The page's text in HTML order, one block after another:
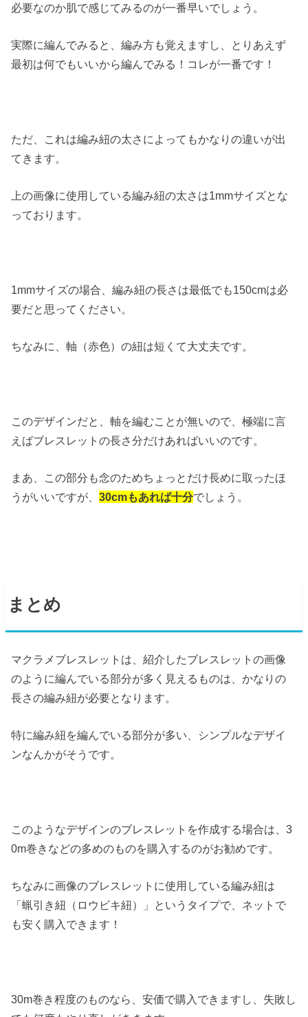
必要なのか肌で感じてみるのが一番早いでしょう。
実際に編んでみると、編み方も覚えますし、とりあえず
最初は何でもいいから編んでみる！コレが一番です！
ただ、これは編み紐の太さによってもかなりの違いが出
てきます。
上の画像に使用している編み紐の太さは1mmサイズとな
っております。
1mmサイズの場合、編み紐の長さは最低でも150cmは必
要だと思ってください。
ちなみに、軸（赤色）の紐は短くて大丈夫です。
このデザインだと、軸を編むことが無いので、極端に言
えばブレスレットの長さ分だけあればいいのです。
まあ、この部分も念のためちょっとだけ長めに取ったほ
うがいいですが、30cmもあれば十分でしょう。
まとめ
マクラメブレスレットは、紹介したブレスレットの画像
のように編んでいる部分が多く見えるものは、かなりの
長さの編み紐が必要となります。
特に編み紐を編んでいる部分が多い、シンプルなデザイ
ンなんかがそうです。
このようなデザインのブレスレットを作成する場合は、3
0m巻きなどの多めのものを購入するのがお勧めです。
ちなみに画像のブレスレットに使用している編み紐は
「蝋引き紐（ロウビキ紐）」というタイプで、ネットで
も安く購入できます！
30m巻き程度のものなら、安価で購入できますし、失敗し